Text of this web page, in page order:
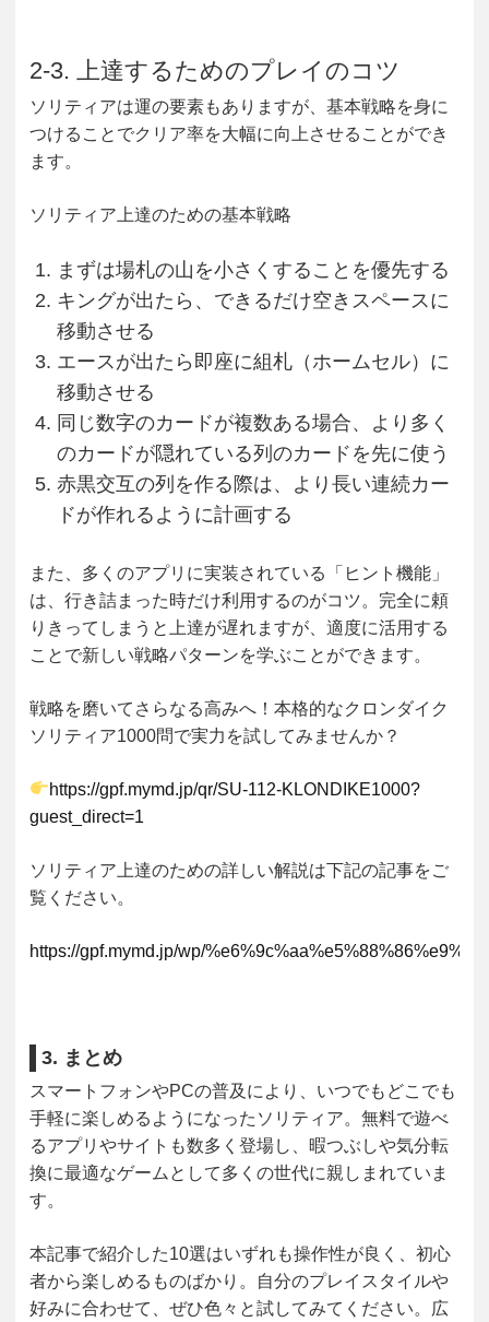
2-3. 上達するためのプレイのコツ
ソリティアは運の要素もありますが、基本戦略を身に
つけることでクリア率を大幅に向上させることができ
ます。
ソリティア上達のための基本戦略
まずは場札の山を小さくすることを優先する
キングが出たら、できるだけ空きスペースに
移動させる
エースが出たら即座に組札（ホームセル）に
移動させる
同じ数字のカードが複数ある場合、より多く
のカードが隠れている列のカードを先に使う
赤黒交互の列を作る際は、より長い連続カー
ドが作れるように計画する
また、多くのアプリに実装されている「ヒント機能」
は、行き詰まった時だけ利用するのがコツ。完全に頼
りきってしまうと上達が遅れますが、適度に活用する
ことで新しい戦略パターンを学ぶことができます。
戦略を磨いてさらなる高みへ！本格的なクロンダイク
ソリティア1000問で実力を試してみませんか？
https://gpf.mymd.jp/qr/SU-112-KLONDIKE1000?
guest_direct=1
ソリティア上達のための詳しい解説は下記の記事をご
覧ください。
https://gpf.mymd.jp/wp/
3. まとめ
スマートフォンやPCの普及により、いつでもどこでも
手軽に楽しめるようになったソリティア。無料で遊べ
るアプリやサイトも数多く登場し、暇つぶしや気分転
換に最適なゲームとして多くの世代に親しまれていま
す。
本記事で紹介した10選はいずれも操作性が良く、初心
者から楽しめるものばかり。自分のプレイスタイルや
好みに合わせて、ぜひ色々と試してみてください。広